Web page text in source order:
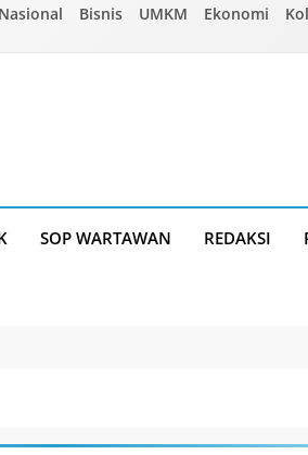
Nasional Bisnis UMKM Ekonomi
SOP WARTAWAN REDAKSI